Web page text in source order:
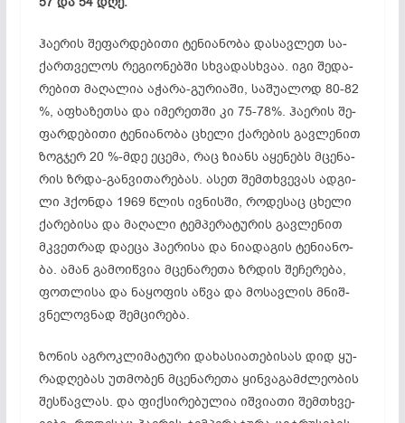
ჰა­ერ­ის შე­ფარ­დე­ბი­თი ტე­ნი­ან­ო­ბა და­სავ­ლეთ სა­
ქარ­თვე­ლოს რეგიონებში სხვადასხვაა. იგი შე­და­
რე­ბით მა­ღა­ლია აჭ­ა­­რა-გუ­რი­ა­ში, სა­შუ­ალ­ოდ 80-82
%, აფ­ხა­ზეთ­სა და იმ­ერ­ეთ­ში კი 75-78%. ჰა­ერ­ის შე­
ფარ­დე­ბი­თი ტე­ნი­ან­ო­ბა ცხე­ლი ქა­რე­ბის გავ­ლე­ნით
ზოგ­ჯერ 20 %-მდე ეც­ე­მა, რაც ზი­ანს აყ­ენ­ებს მცე­ნა­
რის ზრდა-გან­ვი­თა­რე­ბას. ას­ეთ შემ­თხვე­ვას ად­­გი­
ლი ჰქონ­და 1969 წლის ივ­ნის­ში, რო­დე­საც ცხე­ლი
ქა­რე­ბი­სა და მა­ღა­ლი ტემ­პე­რა­ტუ­რის გავ­ლე­ნით
მკვეთ­რად და­ე­ცა ჰა­ერ­ი­სა და ნი­ად­აგ­ის ტე­ნი­ან­ო­
ბა. ამ­ან გა­მო­იწ­ვია მცე­­ნა­რე­­თა ზრდის შე­ჩე­რე­ბა,
ფოთ­ლი­სა და ნა­ყო­ფის აწ­ვა და მო­სავ­­ლის მნიშ­
ვნე­ლოვ­ნად შემ­ცი­რე­ბა.
ზო­ნის აგ­როკ­ლი­მა­ტუ­რი და­ხა­სი­ათ­ებ­ის­ას დიდ ყუ­
რად­ღე­ბას უთ­მო­ბენ მცე­ნა­რე­თა ყინ­ვა­გამ­ძლე­ობ­ის
შეს­წავ­ლას. და ფიქ­სი­რე­ბუ­ლია იშ­ვი­ა­თი შემ­თხვე­